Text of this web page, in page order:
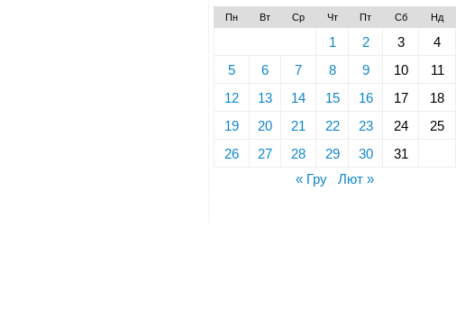
Пн Вт Ср Чт Пт Сб Нд
1 2 3
4
5
6 7 8 9 10
11
12
13 14 15 16 17
18
19
20 21 22 23 24
25
26
27 28 29 30
31
« Гру
Лют »